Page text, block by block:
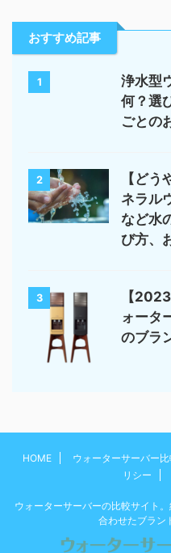
おすすめ記事
1
浄水型
何？選
ごとの
2
【ど
ネラル
など水
び方、
3
【
ォータ
のブラ
HOME ウォーターサーバー比
リシー
ウォーターサーバーの比較サイト
合わせたブラン